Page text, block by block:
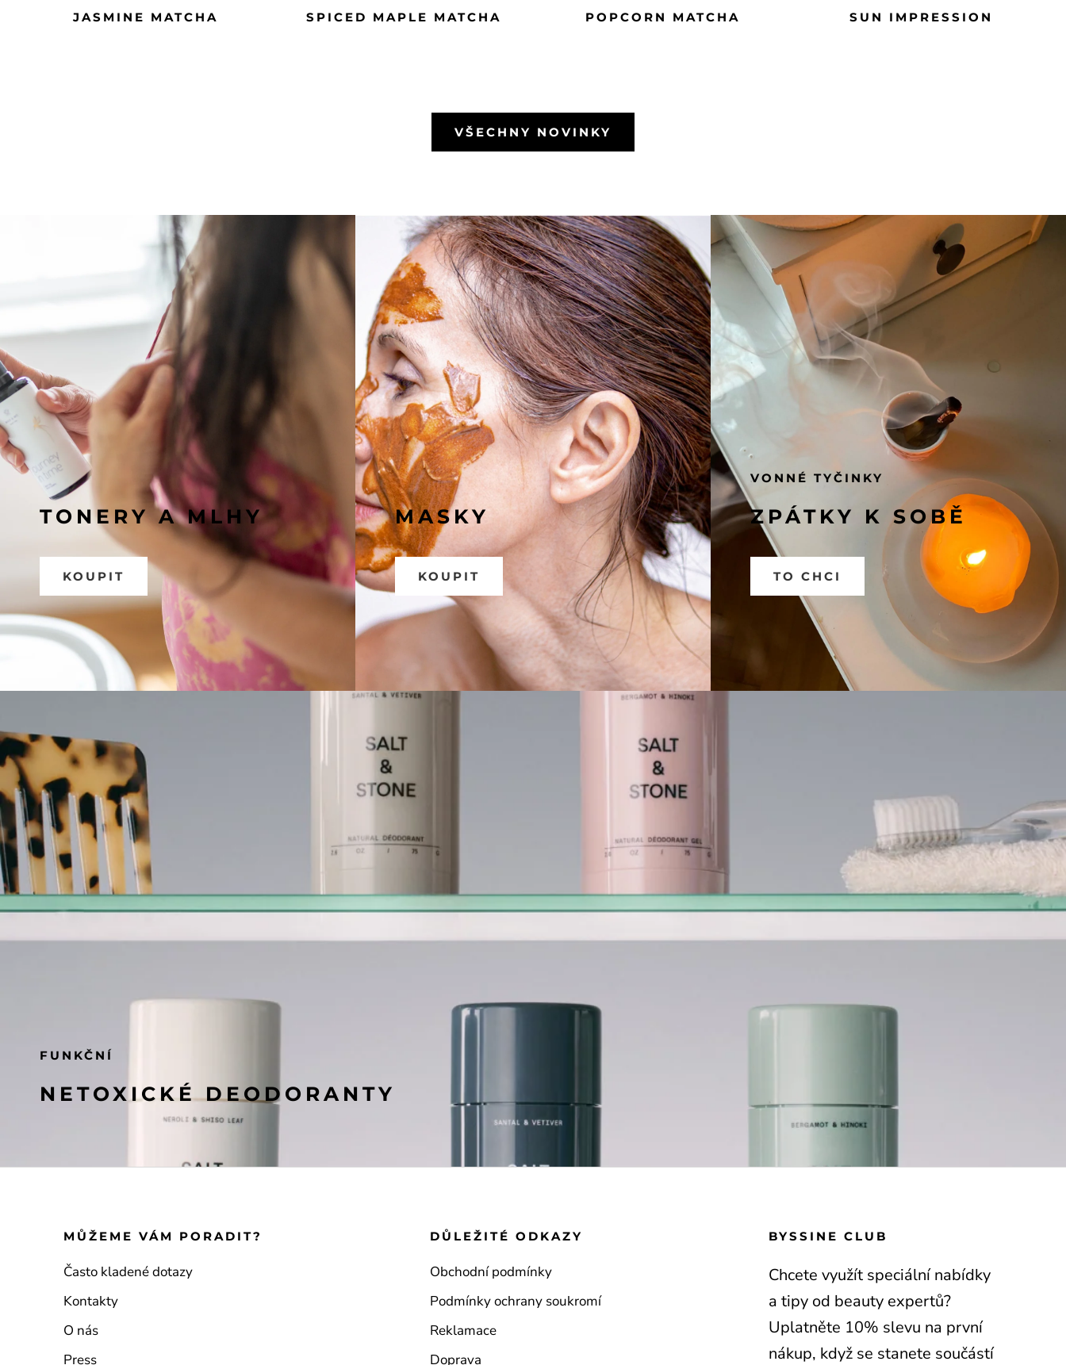
JASMINE MATCHA SPICED MAPLE MATCHA POPCORN MATCHA SUN IMPRESSION
VŠECHNY NOVINKY
TONERY A MLHY
KOUPIT
MASKY
KOUPIT
VONNÉ TYČINKY
ZPÁTKY K SOBĚ
TO CHCI
FUNKČNÍ
NETOXICKÉ DEODORANTY
PÉČE O NEJCITLIVĚJŠÍ PARTIE V JEDNOM PRODUKTU
NECTAR LIP & EYE
MŮŽEME VÁM PORADIT?
Často kladené dotazy
Kontakty
O nás
Press
DŮLEŽITÉ ODKAZY
Obchodní podmínky
Podmínky ochrany soukromí
Reklamace
Doprava
BYSSINE CLUB
Chcete využít speciální nabídky
a tipy od beauty expertů?
Uplatněte 10% slevu na první
nákup, když se stanete součástí